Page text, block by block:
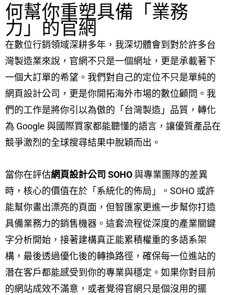
何幫你重塑具備「業務
力」的官網
在數位行銷領域深耕多年，我深切體會到對於許多台
灣製造業來說，官網不只是一個網址，更是承載著下
一個大訂單的希望。我們對自己的定位不只是單純的
網頁設計公司，更是你開拓海外市場的數位顧問。我
們的工作是將你引以為傲的「台灣製造」品質，轉化
為 Google 與國際買家都能聽懂的語言，讓優質產品在
競爭激烈的全球搜尋結果中脫穎而出。
當你在評估網頁設計公司 SOHO與專業團隊的差異
時，核心的價值在於「系統化的佈局」。SOHO 或許
能幫你畫出漂亮的頁面，但智匯家更進一步幫你打造
具備業務力的銷售機器。這套流程從深度的產業關鍵
字分析開始，接著建構真正能累積權重的多語系架
構，最後透過優化後的轉換路徑，確保每一位進站的
潛在客戶都能感受到你的專業與穩定。如果你對目前
的網站成效不滿意，或者覺得官網只是個沒用的擺